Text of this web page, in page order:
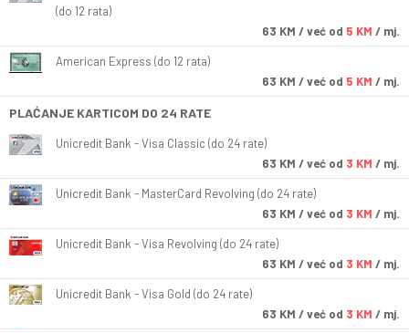
(do 12 rata)
63 KM / već od 5 KM / mj.
American Express (do 12 rata)
63 KM / već od 5 KM / mj.
PLAĆANJE KARTICOM DO 24 RATE
Unicredit Bank - Visa Classic (do 24 rate)
63 KM / već od 3 KM / mj.
Unicredit Bank - MasterCard Revolving (do 24 rate)
63 KM / već od 3 KM / mj.
Unicredit Bank - Visa Revolving (do 24 rate)
63 KM / već od 3 KM / mj.
Unicredit Bank - Visa Gold (do 24 rate)
63 KM / već od 3 KM / mj.